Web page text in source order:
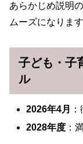
あらかじめ説明
ムーズになります
子ども・子
ル
2026年4月
2028年度 ：